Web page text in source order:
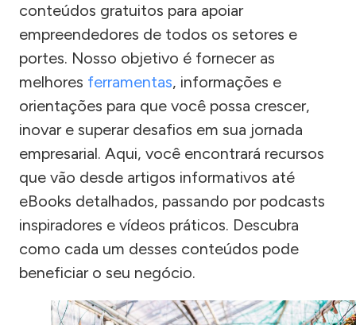
conteúdos gratuitos para apoiar
empreendedores de todos os setores e
portes. Nosso objetivo é fornecer as
melhores ferramentas, informações e
orientações para que você possa crescer,
inovar e superar desafios em sua jornada
empresarial. Aqui, você encontrará recursos
que vão desde artigos informativos até
eBooks detalhados, passando por podcasts
inspiradores e vídeos práticos. Descubra
como cada um desses conteúdos pode
beneficiar o seu negócio.